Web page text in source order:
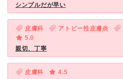
シンプルだが早い
皮膚科 アトピー性皮膚炎
5.0
親切、丁寧
皮膚科
4.5